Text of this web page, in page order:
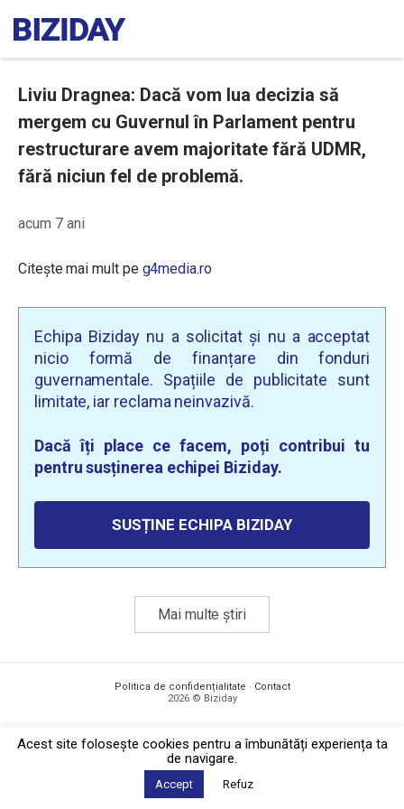
Liviu Dragnea: Dacă vom lua decizia să
mergem cu Guvernul în Parlament pentru
restructurare avem majoritate fără UDMR,
fără niciun fel de problemă.
acum 7 ani
Citește mai mult pe g4media.ro
Echipa Biziday nu a solicitat și nu a acceptat
nicio formă de finanțare din fonduri
guvernamentale. Spațiile de publicitate sunt
limitate, iar reclama neinvazivă.
Dacă îți place ce facem, poți contribui tu
pentru susținerea echipei Biziday.
SUSȚINE ECHIPA BIZIDAY
Mai multe știri
Politica de confidențialitate · Contact
2026 © Biziday
Acest site foloseşte cookies pentru a îmbunătăți experiența ta
de navigare.
Accept Refuz